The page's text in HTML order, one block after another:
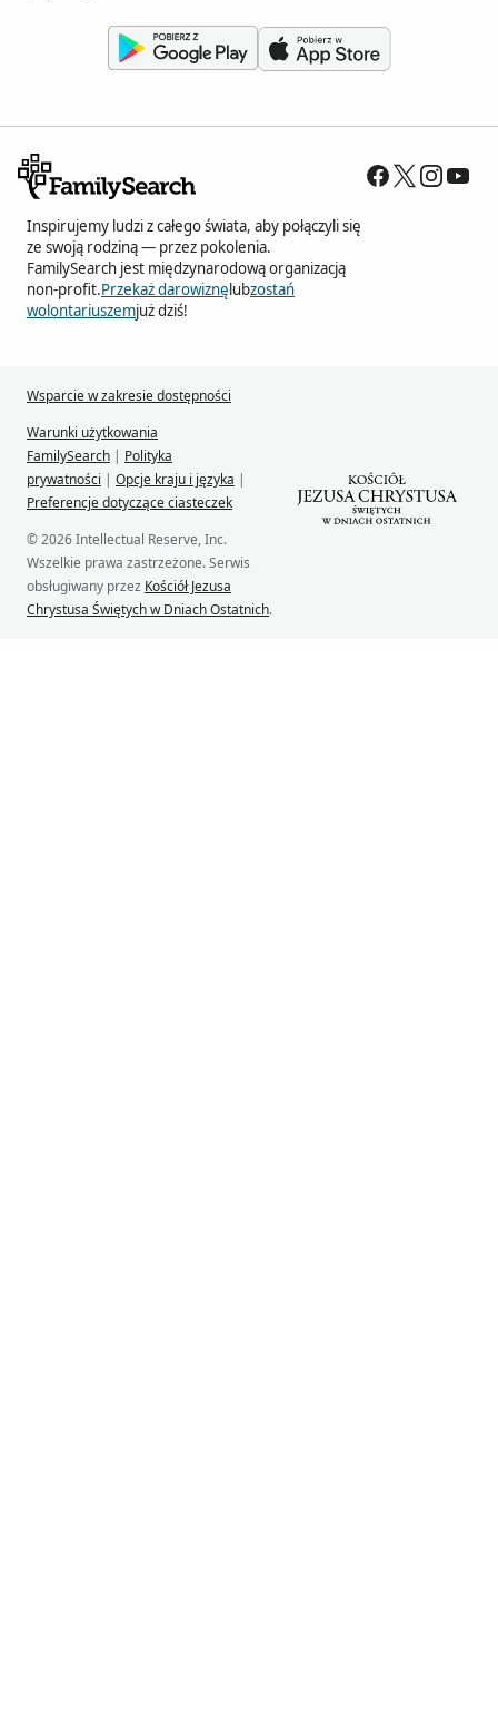
Inspirujemy ludzi z całego świata, aby połączyli się
ze swoją rodziną — przez pokolenia.
FamilySearch jest międzynarodową organizacją
non-profit.Przekaż darowiznęlubzostań
wolontariuszemjuż dziś!
Wsparcie w zakresie dostępności
Warunki użytkowania
FamilySearch | Polityka
prywatności | Opcje kraju i języka |
Preferencje dotyczące ciasteczek
© 2026 Intellectual Reserve, Inc.
Wszelkie prawa zastrzeżone. Serwis
obsługiwany przez Kościół Jezusa
Chrystusa Świętych w Dniach Ostatnich.